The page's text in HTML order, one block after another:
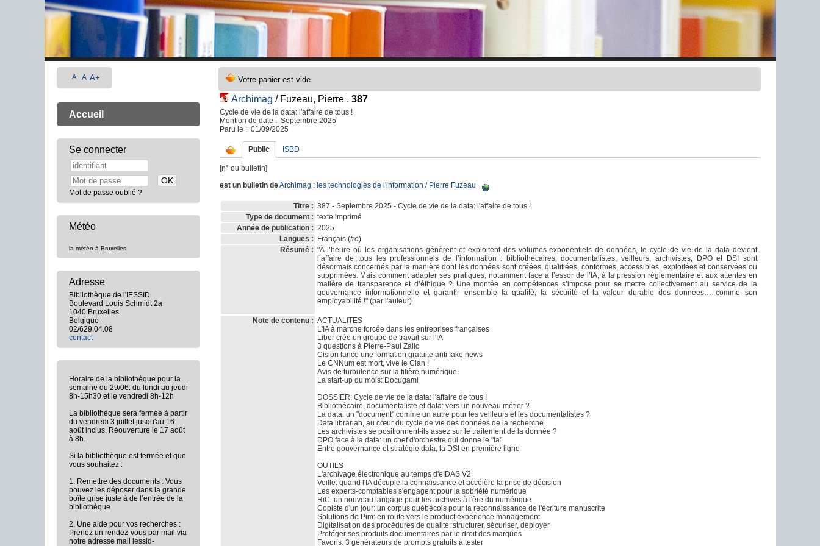
Archimag / Fuzeau, Pierre . 387
Cycle de vie de la data: l'affaire de tous !
Mention de date : Septembre 2025
Paru le : 01/09/2025
Public ISBD
[n° ou bulletin]
est un bulletin deArchimag : les technologies de l'information / Pierre Fuzeau
Titre : 387 - Septembre 2025 - Cycle de vie de la data: l'affaire de tous !
Type de document : texte imprimé
Année de publication : 2025
Langues :
Français (fre)
Résumé : "À l’heure où les organisations génèrent et exploitent des volumes exponentiels de données, le cycle de vie de la data devient
l’affaire de tous les professionnels de l’information : bibliothécaires, documentalistes, veilleurs, archivistes, DPO et DSI sont
désormais concernés par la manière dont les données sont créées, qualifiées, conformes, accessibles, exploitées et conservées ou
supprimées. Mais comment adapter ses pratiques, notamment face à l’essor de l’IA, à la pression réglementaire et aux attentes en
matière de transparence et d’éthique ? Une montée en compétences s’impose pour se mettre collectivement au service de la
gouvernance informationnelle et garantir ensemble la qualité, la sécurité et la valeur durable des données… comme son
employabilité !" (par l'auteur)
Note de contenu : ACTUALITES
L'IA à marche forcée dans les entreprises françaises
Liber crée un groupe de travail sur l'IA
3 questions à Pierre-Paul Zalio
Cision lance une formation gratuite anti fake news
Le CNNum est mort, vive le Cian !
Avis de turbulence sur la filière numérique
La start-up du mois: Docugami
DOSSIER: Cycle de vie de la data: l'affaire de tous !
Bibliothécaire, documentaliste et data: vers un nouveau métier ?
La data: un "document" comme un autre pour les veilleurs et les documentalistes ?
Data librarian, au cœur du cycle de vie des données de la recherche
Les archivistes se positionnent-ils assez sur le traitement de la donnée ?
DPO face à la data: un chef d'orchestre qui donne le "la"
Entre gouvernance et stratégie data, la DSI en première ligne
OUTILS
L'archivage électronique au temps d'eIDAS V2
Veille: quand l'IA décuple la connaissance et accélère la prise de décision
Les experts-comptables s'engagent pour la sobriété numérique
RiC: un nouveau langage pour les archives à l'ère du numérique
Copiste d'un jour: un corpus québécois pour la reconnaissance de l'écriture manuscrite
Solutions de Pim: en route vers le product experience management
Digitalisation des procédures de qualité: structurer, sécuriser, déployer
Protéger ses produits documentaires par le droit des marques
Favoris: 3 générateurs de prompts gratuits à tester
A- A A+
Accueil
Se connecter
Mot de passe oublié ?
Météo
la météo à Bruxelles
Adresse
Bibliothèque de l'IESSID
Boulevard Louis Schmidt 2a
1040 Bruxelles
Belgique
02/629.04.08
contact
Horaire de la bibliothèque pour la
semaine du 29/06: du lundi au jeudi
8h-15h30 et le vendredi 8h-12h
La bibliothèque sera fermée à partir
du vendredi 3 juillet jusqu'au 16
août inclus. Réouverture le 17 août
à 8h.
Si la bibliothèque est fermée et que
vous souhaitez :
1. Remettre des documents : Vous
pouvez les déposer dans la grande
boîte grise juste à de l’entrée de la
bibliothèque
2. Une aide pour vos recherches :
Prenez un rendez-vous par mail via
notre adresse mail iessid-